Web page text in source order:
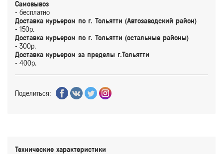
Самовывоз
- бесплатно
Доставка курьером по г. Тольятти (Автозаводский район)
- 150р.
Доставка курьером по г. Тольятти (остальные районы)
- 300р.
Доставка курьером за пределы г.Тольятти
- 400р.
Поделиться:
Технические характеристики